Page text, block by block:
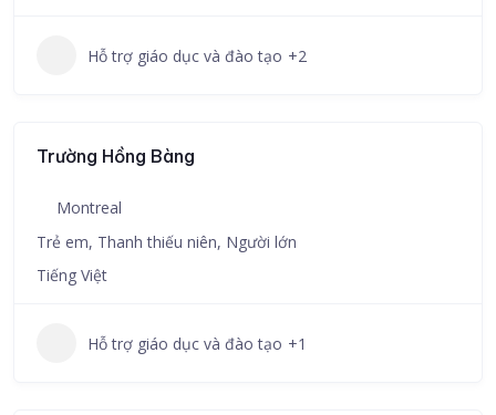
Hỗ trợ giáo dục và đào tạo +2
Trường Hồng Bàng
Montreal
Trẻ em, Thanh thiếu niên, Người lớn
Tiếng Việt
Hỗ trợ giáo dục và đào tạo +1